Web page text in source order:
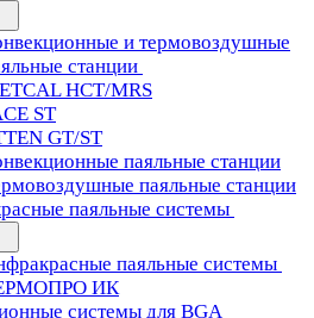
и термовоздушные
станции
HCT/MRS
ST
GT/ST
паяльные станции
паяльные станции
паяльные системы
паяльные системы
ИК
системы для BGA